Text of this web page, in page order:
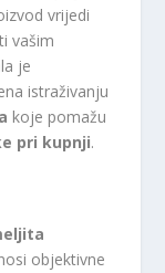
vrijedi
vašim
je
istraživanju
koje pomažu
pri kupnji.
objektivne